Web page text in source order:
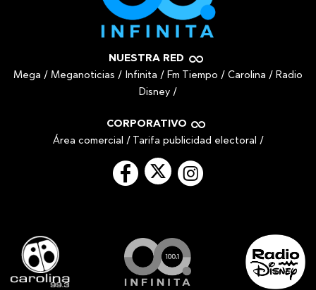
NUESTRA RED
Mega / Meganoticias / Infinita / Fm Tiempo / Carolina / Radio
Disney /
CORPORATIVO
Área comercial / Tarifa publicidad electoral /